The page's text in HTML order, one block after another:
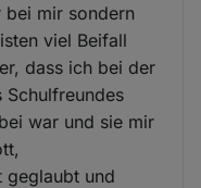
bei mir sondern
viel Beifall
dass ich bei der
Schulfreundes
war und sie mir
geglaubt und